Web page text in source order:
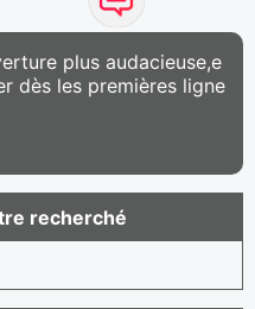
plus audacieuse,e
dès les premières ligne
recherché